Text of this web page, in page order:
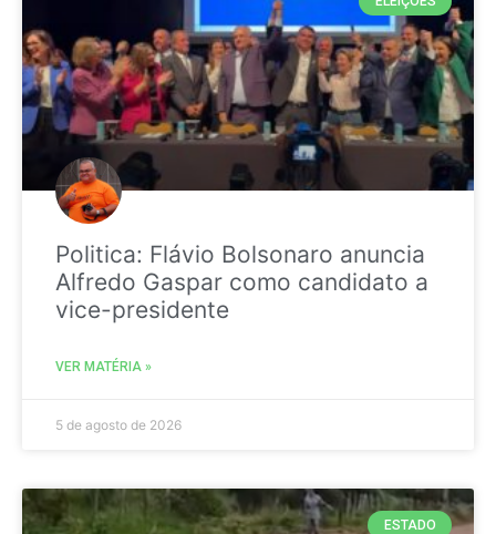
Politica: Flávio Bolsonaro anuncia
Alfredo Gaspar como candidato a
vice-presidente
VER MATÉRIA »
5 de agosto de 2026
ESTADO